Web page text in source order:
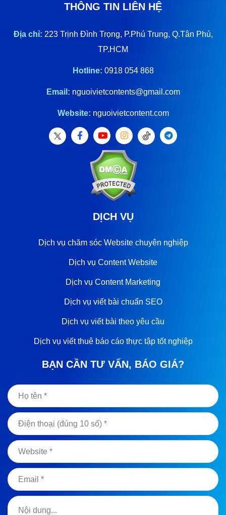
THÔNG TIN LIÊN HỆ
Địa chỉ: 223 Trịnh Đình Trọng, P.Phú Trung, Q.Tân Phú,
TP.HCM
Hotline: 0918 054 868
Email: nguoivietcontents@gmail.com
Website: nguoivietcontent.com
DỊCH VỤ
Dịch vụ chăm sóc Website chuyên nghiệp
Dịch vụ Content Website
Dịch vụ Content Marketing
Dịch vụ viết bài chuẩn SEO
Dịch vụ viết bài theo yêu cầu
Dịch vụ viết thuê báo cáo thực tập tốt nghiệp
BẠN CẦN TƯ VẤN, BÁO GIÁ?